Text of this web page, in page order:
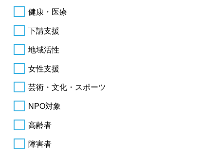
健康・医療
下請支援
地域活性
女性支援
芸術・文化・スポーツ
NPO対象
高齢者
障害者